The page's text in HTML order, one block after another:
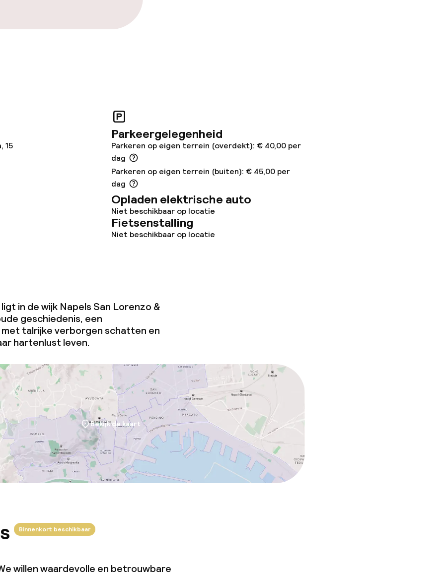
toegestaan
5 kg)
15
Parkeergelegenheid
Parkeren op eigen terrein (overdekt): € 40,00 per
dag
Parkeren op eigen terrein (buiten): € 45,00 per
dag
Opladen elektrische auto
Niet beschikbaar op locatie
Fietsenstalling
Niet beschikbaar op locatie
in de wijk Napels San Lorenzo &
geschiedenis, een
talrijke verborgen schatten en
hartenlust leven.
Bekijk de kaart
Binnenkort beschikbaar
willen waardevolle en betrouwbare